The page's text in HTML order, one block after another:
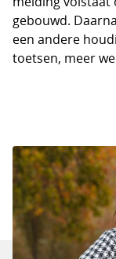
gebouwd.
een andere
toetsen, meer